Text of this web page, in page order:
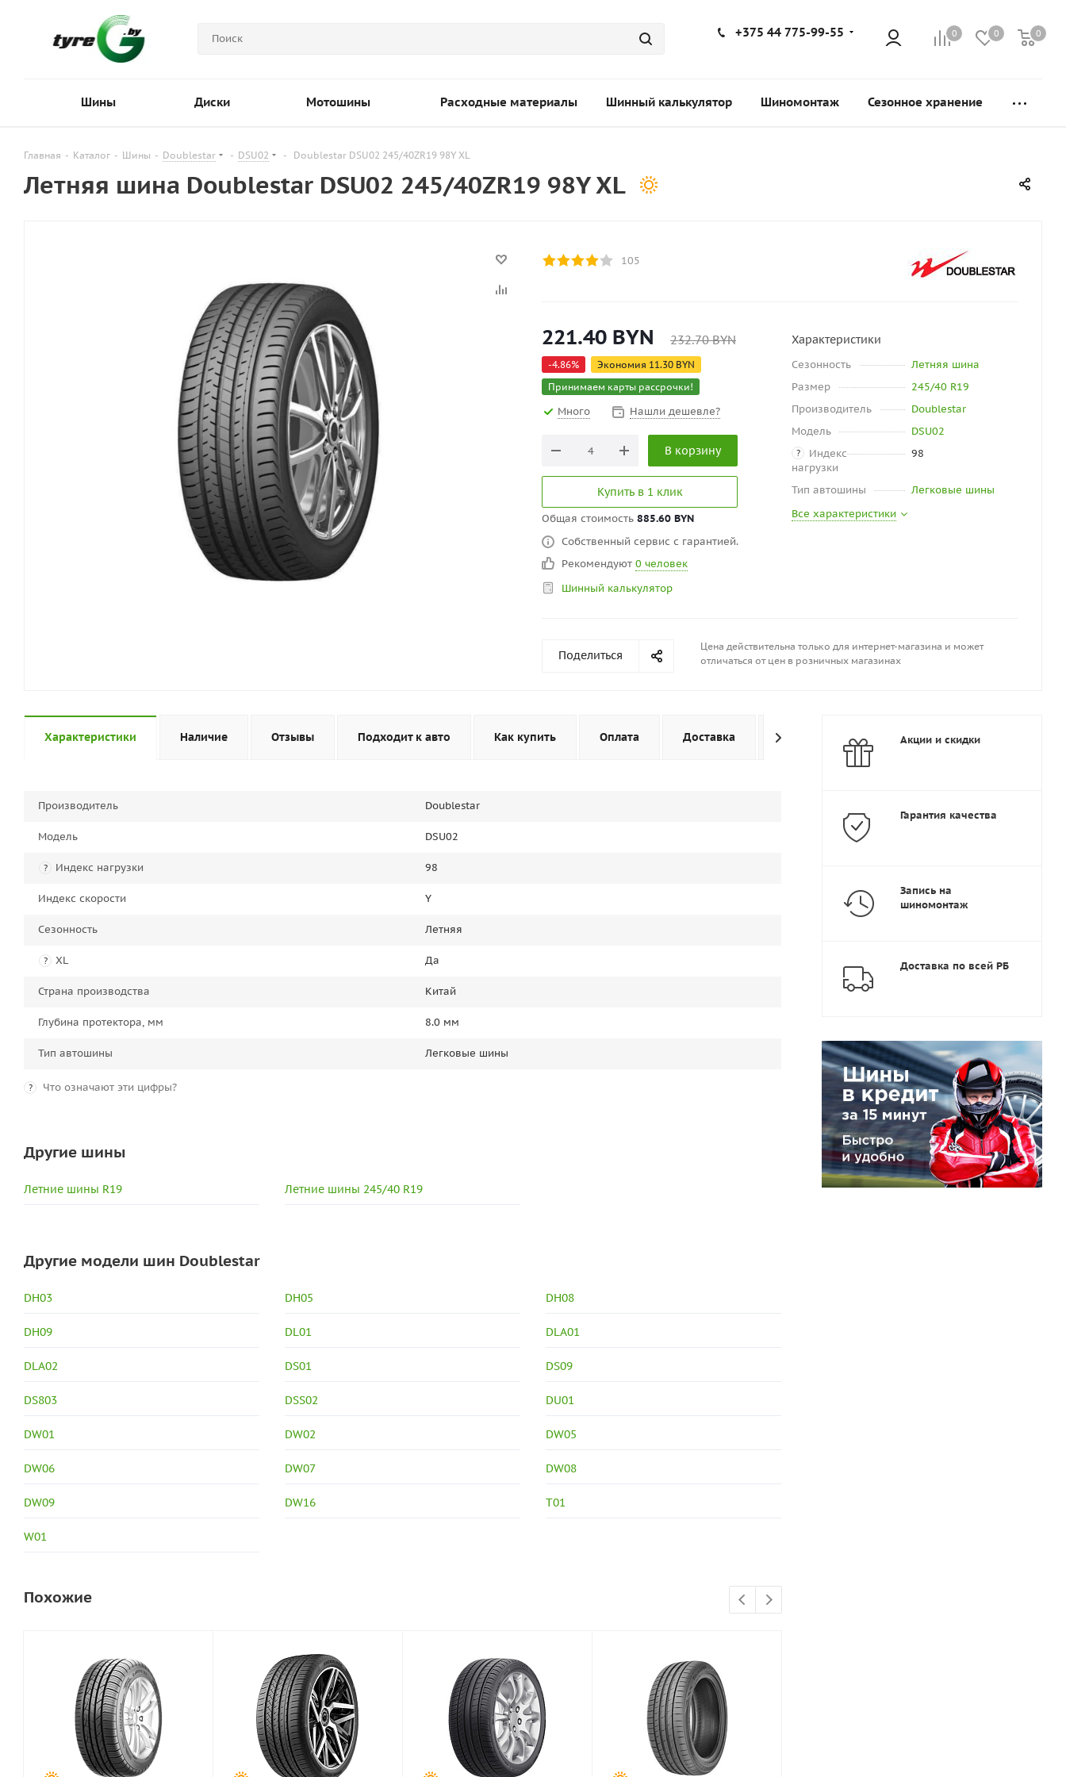
0 0 0
+375 44 775-99-55
Шины Диски Мотошины Расходные материалы Шинный калькулятор Шиномонтаж Сезонное хранение
Главная - Каталог - Шины - Doublestar - DSU02 - Doublestar DSU02 245/40ZR19 98Y XL
Летняя шина Doublestar DSU02 245/40ZR19 98Y XL
105
221.40 BYN 232.70BYN
-4.86% Экономия 11.30 BYN
Принимаем карты рассрочки!
Много Нашли дешевле?
В корзину
Купить в 1 клик
Общая стоимость 885.60 BYN
Собственный сервис с гарантией.
Рекомендуют 0 человек
Шинный калькулятор
Характеристики
Сезонность
Летняя шина
Размер
245/40 R19
Производитель
Doublestar
Модель
DSU02
?
Индекс
нагрузки
98
Тип автошины
Легковые шины
Все характеристики
Поделиться
Цена действительна только для интернет-магазина и может
отличаться от цен в розничных магазинах
Характеристики Наличие Отзывы Подходит к авто Как купить Оплата Доставка Дополнительно
Производитель Doublestar
Модель DSU02
? Индекс нагрузки 98
Индекс скорости Y
Сезонность Летняя
? XL Да
Страна производства Китай
Глубина протектора, мм 8.0 мм
Тип автошины Легковые шины
? Что означают эти цифры?
Другие шины
Летние шины R19 Летние шины 245/40 R19
Другие модели шин Doublestar
DH03 DH05 DH08
DH09 DL01 DLA01
DLA02 DS01 DS09
DS803 DSS02 DU01
DW01 DW02 DW05
DW06 DW07 DW08
DW09 DW16 T01
W01
Похожие
Акции и скидки
Гарантия качества
Запись на
шиномонтаж
Доставка по всей РБ